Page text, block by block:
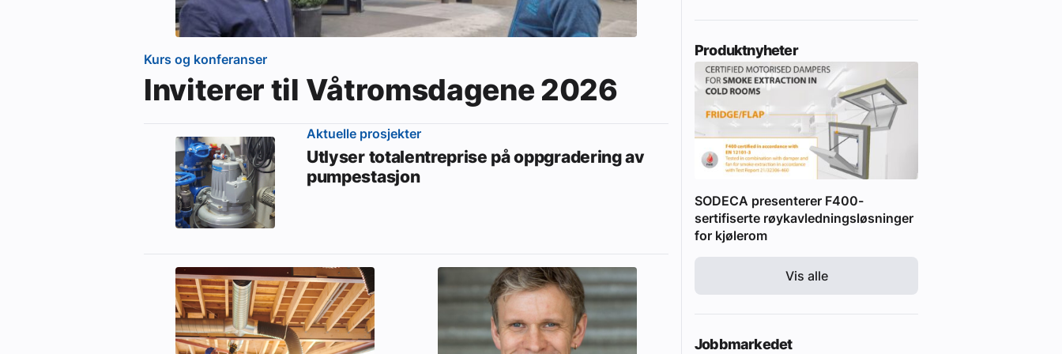
Kurs og konferanser
Inviterer til Våtromsdagene 2026
Aktuelle prosjekter
Utlyser totalentreprise på oppgradering av
pumpestasjon
Produktnyheter
SODECA presenterer F400-
sertifiserte røykavledningsløsninger
for kjølerom
Vis alle
Jobbmarkedet